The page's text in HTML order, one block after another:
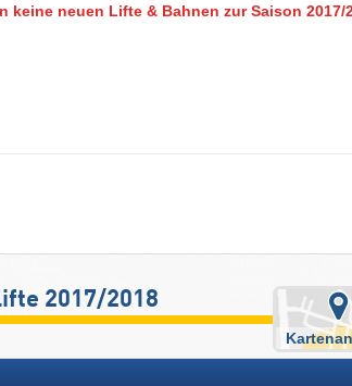
keine neuen Lifte & Bahnen zur Saison 2017/
2017/2018